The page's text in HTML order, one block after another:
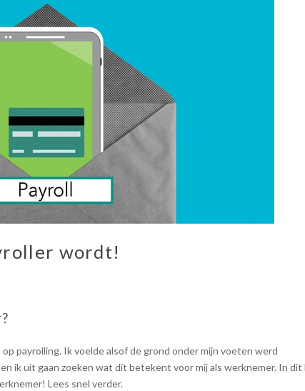
wordt!
payrolling. Ik voelde alsof de grond onder mijn voeten werd
ik uit gaan zoeken wat dit betekent voor mij als werknemer. In dit
Lees snel verder.